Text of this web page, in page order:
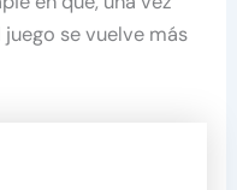
se vuelve más